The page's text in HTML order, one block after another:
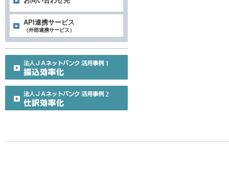
API連携サービス
（外部連携サービス）